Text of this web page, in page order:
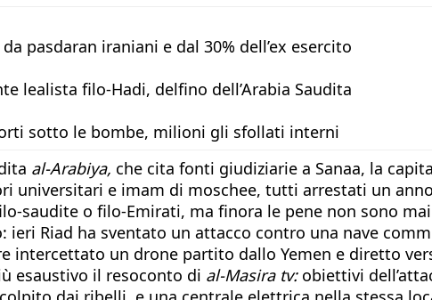
pasdaran iraniani e dal 30% dell’ex esercito
lealista filo-Hadi, delfino dell’Arabia Saudita
sotto le bombe, milioni gli sfollati interni
al-Arabiya, che cita fonti giudiziarie a Sanaa, la
universitari e imam di moschee, tutti arrestati un
saudite o filo-Emirati, ma finora le pene non sono
ieri Riad ha sventato un attacco contro una nave
intercettato un drone partito dallo Yemen e diretto
esaustivo il resoconto di al-Masira tv:obiettivi